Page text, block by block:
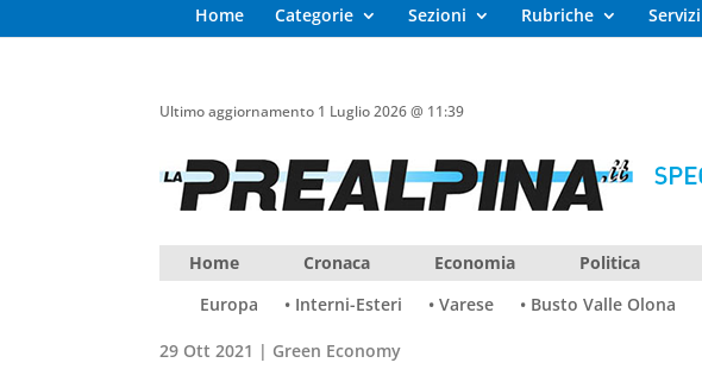
Home Categorie Sezioni Rubriche Servizi
Ultimo aggiornamento 1 Luglio 2026 @ 11:39
Home Cronaca Economia Politica
Europa
• Interni-Esteri • Varese • Busto Valle Olona
29 Ott 2021 | Green Economy